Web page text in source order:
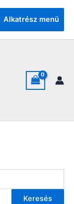
Alkatrész menü
Keresés